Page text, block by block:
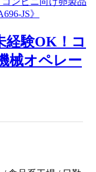
経験OK！コ
械オペレー